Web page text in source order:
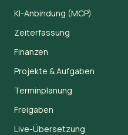
KI-Anbindung (MCP)
Zeiterfassung
Finanzen
Projekte & Aufgaben
Terminplanung
Freigaben
Live-Übersetzung